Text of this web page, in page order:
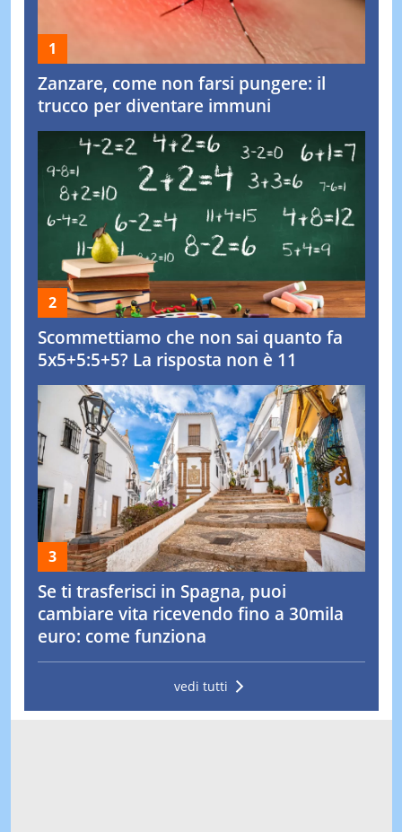
Zanzare, come non farsi pungere: il
trucco per diventare immuni
Scommettiamo che non sai quanto fa
5x5+5:5+5? La risposta non è 11
Se ti trasferisci in Spagna, puoi
cambiare vita ricevendo fino a 30mila
euro: come funziona
vedi tutti